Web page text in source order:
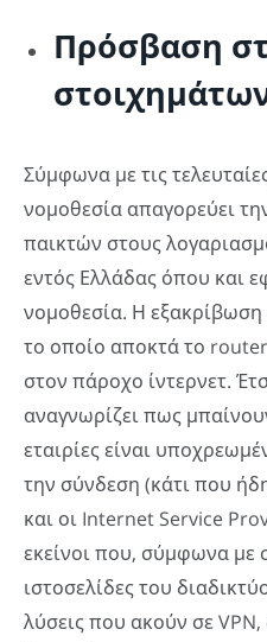
Πρόσβαση
Σύμφωνα με τις
νομοθεσία απαγορεύει
παικτών στους
εντός Ελλάδας όπου και
νομοθεσία. Η εξακρίβωση
το οποίο αποκτά το
στον πάροχο ίντερνετ.
αναγνωρίζει πως
εταιρίες είναι
την σύνδεση (κάτι που
και οι Internet Service
εκείνοι που, σύμφωνα με
ιστοσελίδες του
λύσεις που ακούν σε